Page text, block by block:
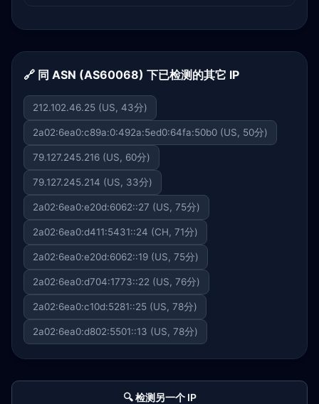
🔗 同 ASN (AS60068) 下已检测的其它 IP
212.102.46.25 (US, 43分)
2a02:6ea0:c89a:0:492a:5ed0:64fa:50b0 (US, 50分)
79.127.245.216 (US, 60分)
79.127.245.214 (US, 33分)
2a02:6ea0:e20d:6062::27 (US, 75分)
2a02:6ea0:d411:5431::24 (CH, 71分)
2a02:6ea0:e20d:6062::19 (US, 75分)
2a02:6ea0:d704:1773::22 (US, 76分)
2a02:6ea0:c10d:5281::25 (US, 78分)
2a02:6ea0:d802:5501::13 (US, 78分)
🔍 检测另一个 IP